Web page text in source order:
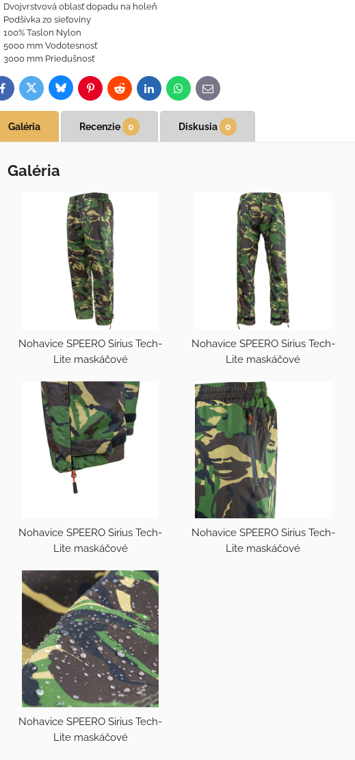
Dvojvrstvová oblasť dopadu na holeň
Podšívka zo sieťoviny
100% Taslon Nylon
5000 mm Vodotesnosť
3000 mm Priedušnosť
FacebookTwitterBlueskyPinterestReddit LinkedInWhatsApp
E-
mail
Galéria Recenzie 0 Diskusia 0
Galéria
Nohavice SPEERO Sirius Tech-
Lite maskáčové
Nohavice SPEERO Sirius Tech-
Lite maskáčové
Nohavice SPEERO Sirius Tech-
Lite maskáčové
Nohavice SPEERO Sirius Tech-
Lite maskáčové
Nohavice SPEERO Sirius Tech-
Lite maskáčové